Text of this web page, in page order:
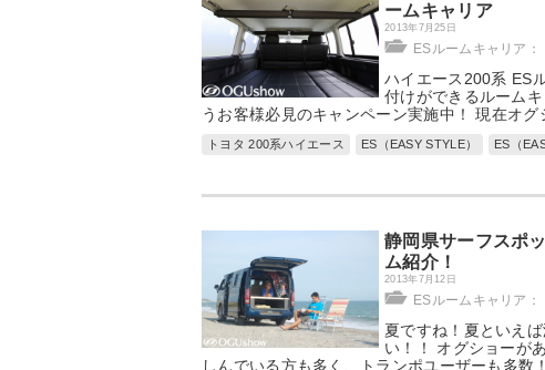
ームキャリア
2013年7月25日
ESルームキャリア
ハイエース200系 ES
付けができるルーム
うお客様必見のキャンペーン実施中！ 現在オグ
トヨタ 200系ハイエース ES（EASY STYLE） ES（
静岡県サーフスポ
ム紹介！
2013年7月12日
ESルームキャリア
夏ですね！夏といえ
い！！ オグショーが
しんでいる方も多く、トランポユーザーも多数